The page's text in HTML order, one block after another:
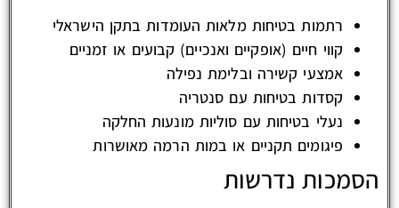
רתמות בטיחות מלאות העומדות בתקן הישראלי
קווי חיים (אופקיים ואנכיים) קבועים או זמניים
אמצעי קשירה ובלימת נפילה
קסדות בטיחות עם סנטריה
נעלי בטיחות עם סוליות מונעות החלקה
פיגומים תקניים או במות הרמה מאושרות
הסמכות נדרשות